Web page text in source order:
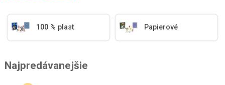
100 % plast Papierové
Najpredávanejšie